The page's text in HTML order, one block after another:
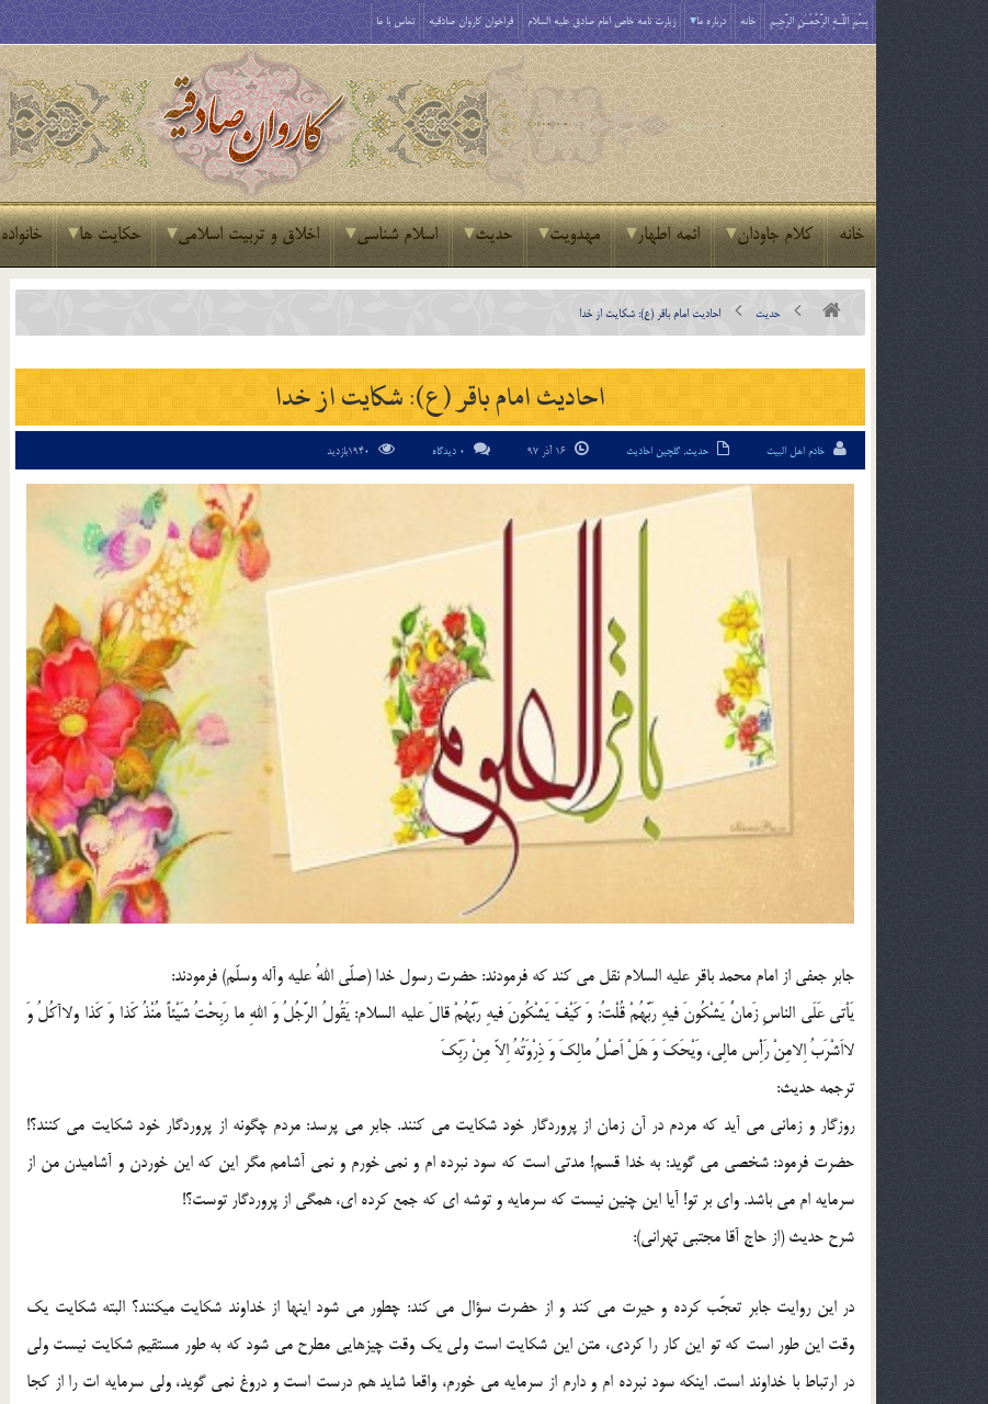
بِسْمِ اللَّـهِ الرَّحْمَـٰنِ الرَّحِيمِ خانه درباره ما زیارت نامه خاص امام صادق علیه السلام فراخوان کاروان صادقیه تماس با ما
خانه کلام جاودان ائمه اطهار مهدویت حدیث اسلام شناسی اخلاق و تربیت اسلامی حکایت ها خانواده
حدیث احادیث امام باقر (ع): شکایت از خدا
احادیث امام باقر (ع): شکایت از خدا
خادم اهل البیت حدیث, گلچین احادیث 0 دیدگاه
جابر جعفی از امام محمد باقر علیه السلام نقل می کند که فرمودند: حضرت رسول خدا (صلّی اللهُ علیه وآله وسلّم) فرمودند:
يَاْتي عَلَي الناسِ زَمانٌ يَشْکُونَ فيهِ رَبَّهُمْ قُلْتُ: وَ کَيْفَ يَشْکُونَ فيهِ رَبَّهُمْ قالَ علیه السلام: يَقُولُ الرَّجُلُ وَ اللهِ ما رَبِحْتُ شَيْئاً مُنْذُ کَذا وَ کَذا ولاآکُلُ وَ
لااَشْرَبُ اِلامِنْ رَأِْس مالِي، وَيْحَکَ وَ هَلْ اَصْلُ مالِکَ وَ ذِرْوَتُهُ اِلاّ مِنْ رَبِّکَ
ترجمه حدیث:
روزگار و زماني مي آيد که مردم در آن زمان از پروردگار خود شکايت مي کنند. جابر مي پرسد: مردم چگونه از پروردگار خود شکايت مي کنند؟!
حضرت فرمود: شخصي مي گويد: به خدا قسم! مدتي است که سود نبرده ام و نمي خورم و نمي آشامم مگر اين که اين خوردن و آشاميدن من از
سرمايه ام مي باشد. واي بر تو! آيا اين چنين نيست که سرمايه و توشه اي که جمع کرده اي، همگي از پروردگار توست؟!
شرح حدیث (از حاج آقا مجتبی تهرانی):
در اين روايت جابر تعجّب کرده و حيرت مي کند و از حضرت سؤال مي کند: چطور مي شود اين­ها از خداوند شکايت مي­کنند؟ البته شکايت يک
وقت اين طور است که تو اين کار را کردي، متن اين شکايت است ولي يک وقت چيزهايي مطرح مي شود که به طور مستقيم شکايت نيست ولي
در ارتباط با خداوند است. اينکه سود نبرده ام و دارم از سرمايه مي خورم، واقعا شايد هم درست است و دروغ نمي گويد، ولي سرمايه­ ات را از کجا